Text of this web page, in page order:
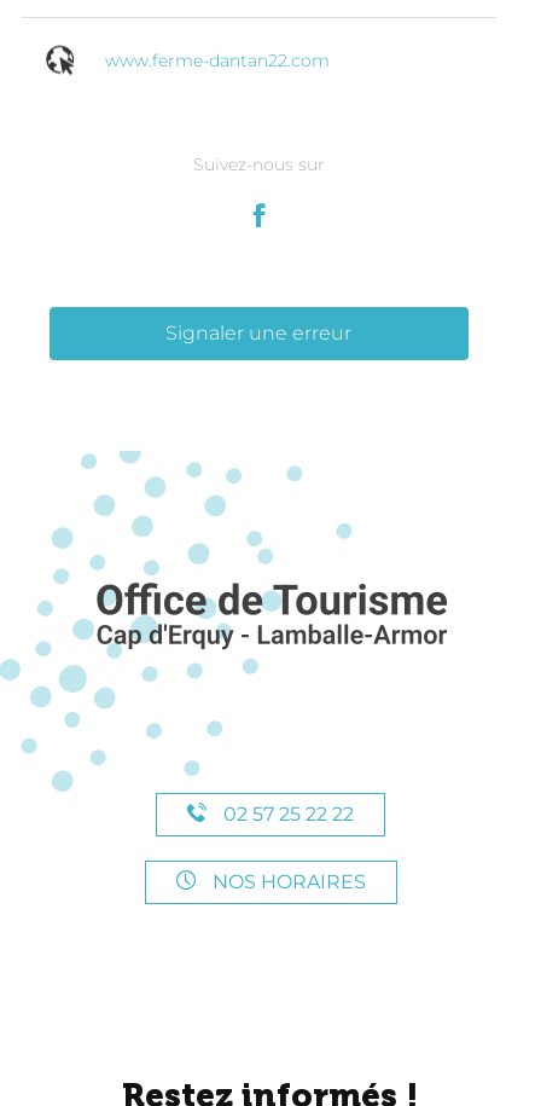
www.ferme-dantan22.com
Suivez-nous sur
Signaler une erreur
02 57 25 22 22
NOS HORAIRES
Restez informés !